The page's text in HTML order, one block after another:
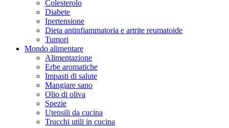
Colesterolo
Diabete
Ipertensione
Dieta antinfiammatoria e artrite reumatoide
Tumori
Mondo alimentare
Alimentazione
Erbe aromatiche
Impasti di salute
Mangiare sano
Olio di oliva
Spezie
Utensili da cucina
Trucchi utili in cucina